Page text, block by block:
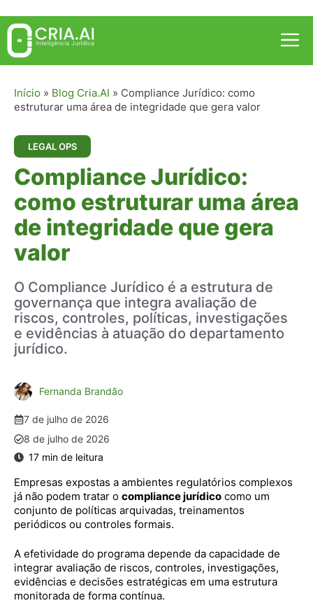
Pular
para
conteúdo
Início » Blog Cria.AI » Compliance Jurídico: como
estruturar uma área de integridade que gera valor
LEGAL OPS
Compliance Jurídico:
como estruturar uma área
de integridade que gera
valor
O Compliance Jurídico é a estrutura de
governança que integra avaliação de
riscos, controles, políticas, investigações
e evidências à atuação do departamento
jurídico.
Fernanda Brandão
7 de julho de 2026
8 de julho de 2026
Empresas expostas a ambientes regulatórios complexos
já não podem tratar o compliance jurídico como um
conjunto de políticas arquivadas, treinamentos
periódicos ou controles formais.
A efetividade do programa depende da capacidade de
integrar avaliação de riscos, controles, investigações,
evidências e decisões estratégicas em uma estrutura
monitorada de forma contínua.